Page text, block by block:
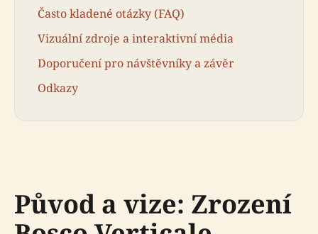
Často kladené otázky (FAQ)
Vizuální zdroje a interaktivní média
Doporučení pro návštěvníky a závěr
Odkazy
Původ a vize: Zrození